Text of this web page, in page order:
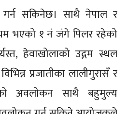
सकिनेछ। साथै नेपाल र
भएको १ नं जंगे पिलर रहेको
हेवाखोलाको उद्गम स्थल
प्रजातीका लालीगुरासँ र
अवलोकन साथै बहुमुल्य